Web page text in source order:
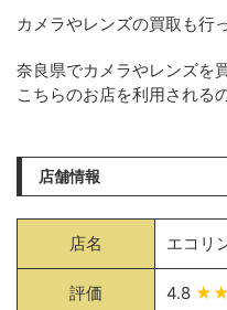
カメラやレンズの買取も行
奈良県でカメラやレンズを
こちらのお店を利用される
店舗情報
店名 エコリ
評価 4.8